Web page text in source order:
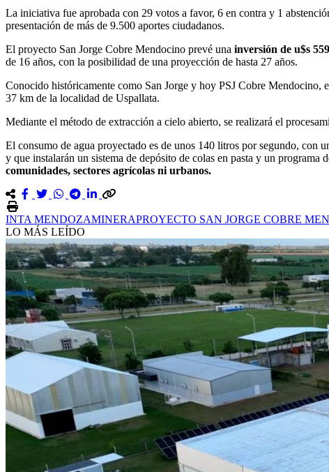
La iniciativa fue aprobada con 29 votos a favor, 6 en contra y 1
presentación de más de 9.500 aportes ciudadanos.
El proyecto San Jorge Cobre Mendocino prevé una inversión de u$s
de 16 años, con la posibilidad de una proyección de hasta 27 años.
Conocido históricamente como San Jorge y hoy PSJ Cobre Mendocino,
37 km de la localidad de Uspallata.
Mediante el método de extracción a cielo abierto, se realizará el
El consumo de agua proyectado es de unos 140 litros por segundo,
y que instalarán un sistema de depósito de colas en pasta y un
comunidades, sectores agrícolas ni urbanos.
INTA MENDOZAMINERAPROYECTO SAN JORGE COBRE
LO MÁS LEÍDO